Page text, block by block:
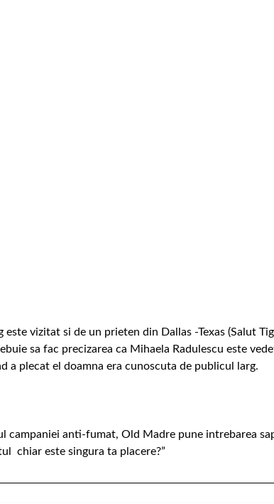
este vizitat si de un prieten din Dallas -Texas (Salut
sa fac precizarea ca Mihaela Radulescu este
a plecat el doamna era cunoscuta de publicul larg.
campaniei anti-fumat, Old Madre pune intrebarea
chiar este singura ta placere?”